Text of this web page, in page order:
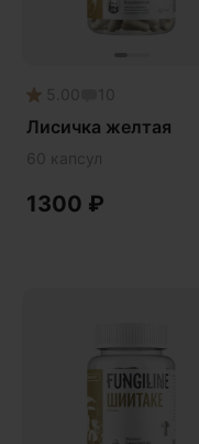
Premium
Антипаразит
Антистресс
Готу кола
Деменция
Детокс
5.00 10
Лисичка желтая
60 капсул
1300 ₽